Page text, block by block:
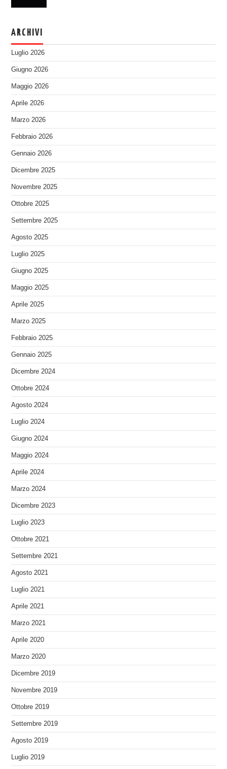
ARCHIVI
Luglio 2026
Giugno 2026
Maggio 2026
Aprile 2026
Marzo 2026
Febbraio 2026
Gennaio 2026
Dicembre 2025
Novembre 2025
Ottobre 2025
Settembre 2025
Agosto 2025
Luglio 2025
Giugno 2025
Maggio 2025
Aprile 2025
Marzo 2025
Febbraio 2025
Gennaio 2025
Dicembre 2024
Ottobre 2024
Agosto 2024
Luglio 2024
Giugno 2024
Maggio 2024
Aprile 2024
Marzo 2024
Dicembre 2023
Luglio 2023
Ottobre 2021
Settembre 2021
Agosto 2021
Luglio 2021
Aprile 2021
Marzo 2021
Aprile 2020
Marzo 2020
Dicembre 2019
Novembre 2019
Ottobre 2019
Settembre 2019
Agosto 2019
Luglio 2019